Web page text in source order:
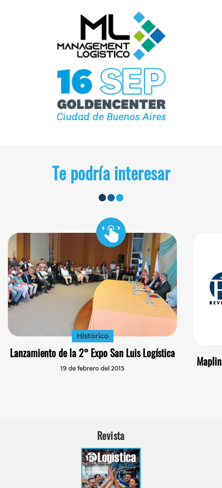
Te podría interesar
Histórico
Lanzamiento de la 2° Expo San Luis Logística
19 de febrero del 2015
Revista